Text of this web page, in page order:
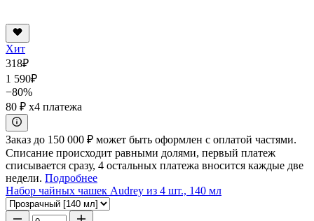
Хит
318₽
1 590₽
−80%
80 ₽ x4 платежа
Заказ до 150 000 ₽ может быть оформлен с оплатой частями.
Списание происходит равными долями, первый платеж
списывается сразу, 4 остальных платежа вносится каждые две
недели. Подробнее
Набор чайных чашек Audrey из 4 шт., 140 мл